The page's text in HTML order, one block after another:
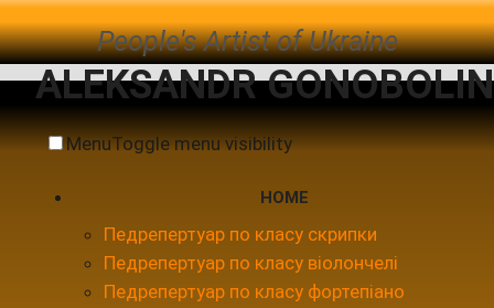
People's Artist of Ukraine
ALEKSANDR GONOBOLIN
MenuToggle menu visibility
HOME
Педрепертуар по класу скрипки
Педрепертуар по класу віолончелі
Педрепертуар по класу фортепіано